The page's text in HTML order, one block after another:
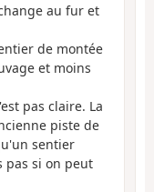
au fur et
de montée
et moins
pas claire. La
piste de
sentier
pas si on peut